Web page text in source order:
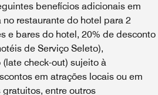
benefícios adicionais em
restaurante do hotel para 2
e bares do hotel, 20% de desconto
de Serviço Seleto),
check-out) sujeito à
em atrações locais ou em
entre outros